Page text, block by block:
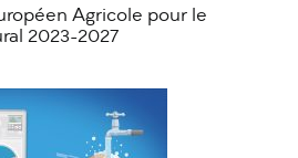
Agricole pour le
2023-2027